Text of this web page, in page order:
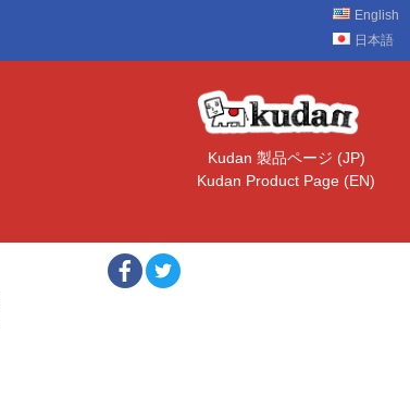
English
日本語
Kudan 製品ページ (JP)
Kudan Product Page (EN)